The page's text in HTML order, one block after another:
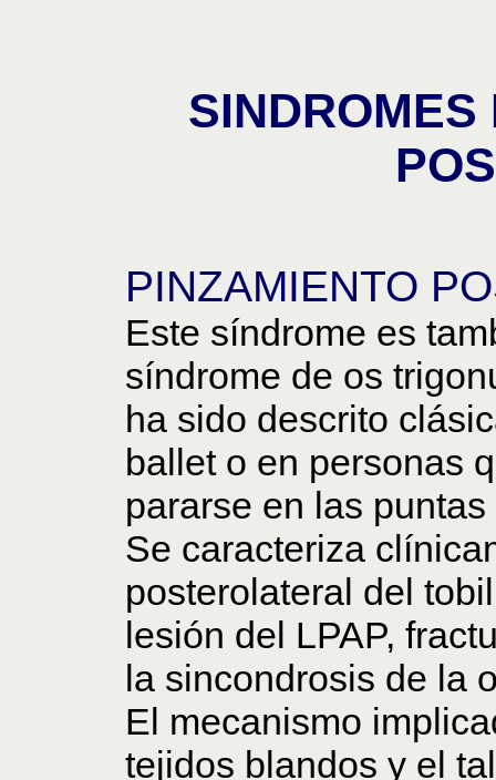
SINDROMES
PINZAMIENTO
Este síndrome es
síndrome de os
ha sido descrito
ballet o en personas
pararse en las
Se caracteriza
posterolateral del
lesión del LPAP,
la sincondrosis de la
El mecanismo
tejidos blandos y el